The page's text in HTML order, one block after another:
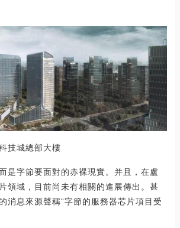
技城總部大樓
是字節要面對的赤裸現實。并且，在盧
領域，目前尚未有相關的進展傳出。甚
消息來源聲稱“字節的服務器芯片項目受